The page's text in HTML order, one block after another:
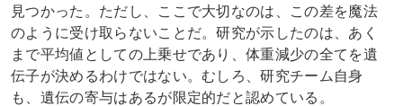
見つかった。ただし、ここで大切なのは、この差を魔法
のように受け取らないことだ。研究が示したのは、あく
まで平均値としての上乗せであり、体重減少の全てを遺
伝子が決めるわけではない。むしろ、研究チーム自身
も、遺伝の寄与はあるが限定的だと認めている。